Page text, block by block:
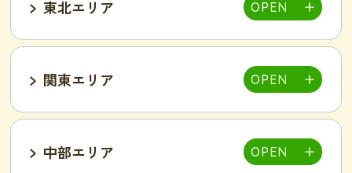
東北エリア
仙台泉店
関東エリア
中部エリア